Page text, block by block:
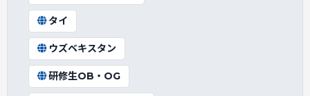
タイ
ウズベキスタン
研修生OB・OG